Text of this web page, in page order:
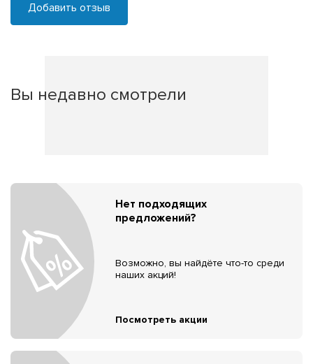
Добавить отзыв
Вы недавно смотрели
Нет подходящих
предложений?
Возможно, вы найдёте что-то среди
наших акций!
Посмотреть акции